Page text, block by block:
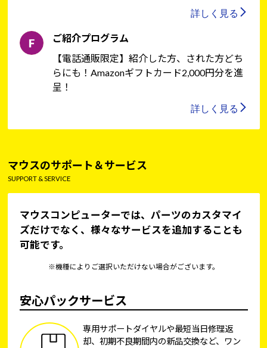
詳しく見る
ご紹介プログラム
【電話通販限定】紹介した方、された方どち
らにも！Amazonギフトカード2,000円分を進
呈！
詳しく見る
マウスのサポート＆サービス
SUPPORT & SERVICE
マウスコンピューターでは、パーツのカスタマイ
ズだけでなく、様々なサービスを追加することも
可能です。
※機種によりご選択いただけない場合がございます。
安心パックサービス
専用サポートダイヤルや最短当日修理返
却、初期不良期間内の新品交換など、ワン